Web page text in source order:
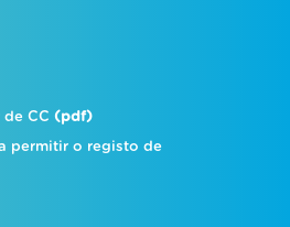
de CC(pdf)
permitir o registo de